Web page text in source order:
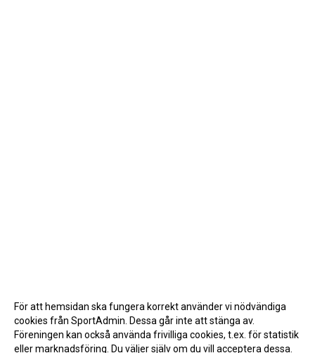
För att hemsidan ska fungera korrekt använder vi nödvändiga
cookies från SportAdmin. Dessa går inte att stänga av.
Föreningen kan också använda frivilliga cookies, t.ex. för statistik
eller marknadsföring. Du väljer själv om du vill acceptera dessa.